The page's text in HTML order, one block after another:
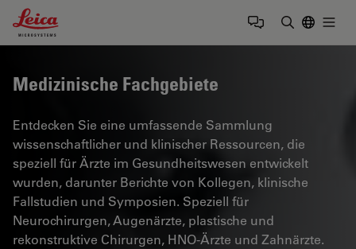
Leica Microsystems Logo
Medizinische Fachgebiete
Entdecken Sie eine umfassende Sammlung
wissenschaftlicher und klinischer Ressourcen, die
speziell für Ärzte im Gesundheitswesen entwickelt
wurden, darunter Berichte von Kollegen, klinische
Fallstudien und Symposien. Speziell für
Neurochirurgen, Augenärzte, plastische und
rekonstruktive Chirurgen, HNO-Ärzte und Zahnärzte.